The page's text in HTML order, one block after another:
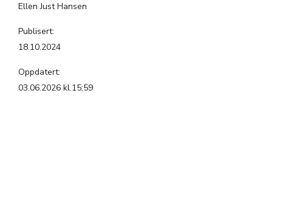
Ellen Just Hansen
Publisert:
18.10.2024
Oppdatert:
03.06.2026 kl.15:59